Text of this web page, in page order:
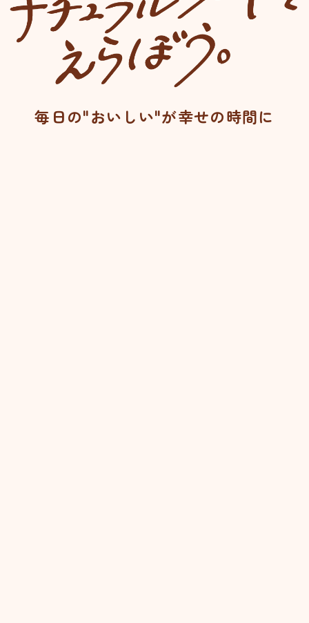
毎 日の"おい し い"が幸せの時間に